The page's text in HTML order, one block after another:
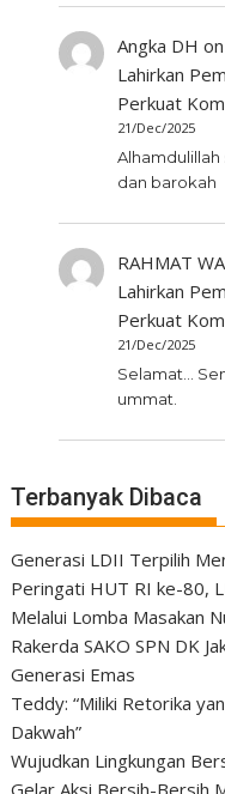
Angka DH on
Lahirkan
Perkuat
21/Dec/2025
Alhamdulillah
dan barokah
RAHMAT
Lahirkan
Perkuat
21/Dec/2025
Selamat...
ummat.
Terbanyak Dibaca
Generasi LDII Terpilih
Peringati HUT RI ke-80,
Melalui Lomba Masakan
Rakerda SAKO SPN DK
Generasi Emas
Teddy: “Miliki Retorika
Dakwah”
Wujudkan Lingkungan
Gelar Aksi Bersih-Bersih